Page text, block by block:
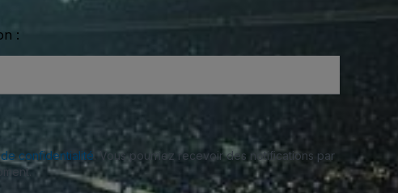
:
confidentialité . Vous pourriez recevoir des notifications par